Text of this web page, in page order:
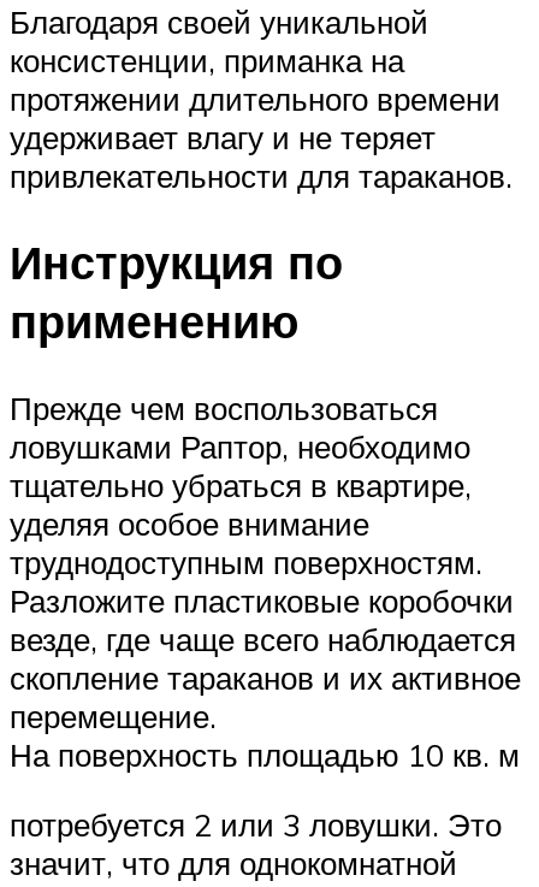
Благодаря своей уникальной
консистенции, приманка на
протяжении длительного времени
удерживает влагу и не теряет
привлекательности для тараканов.
Инструкция по
применению
Прежде чем воспользоваться
ловушками Раптор, необходимо
тщательно убраться в квартире,
уделяя особое внимание
труднодоступным поверхностям.
Разложите пластиковые коробочки
везде, где чаще всего наблюдается
скопление тараканов и их активное
перемещение.
На поверхность площадью 10 кв. м
потребуется 2 или 3 ловушки. Это
значит, что для однокомнатной